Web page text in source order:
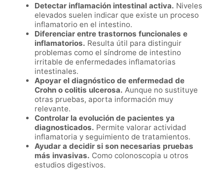
Detectar inflamación intestinal activa. Niveles
elevados suelen indicar que existe un proceso
inflamatorio en el intestino.
Diferenciar entre trastornos funcionales e
inflamatorios. Resulta útil para distinguir
problemas como el síndrome de intestino
irritable de enfermedades inflamatorias
intestinales.
Apoyar el diagnóstico de enfermedad de
Crohn o colitis ulcerosa. Aunque no sustituye
otras pruebas, aporta información muy
relevante.
Controlar la evolución de pacientes ya
diagnosticados. Permite valorar actividad
inflamatoria y seguimiento de tratamientos.
Ayudar a decidir si son necesarias pruebas
más invasivas. Como colonoscopia u otros
estudios digestivos.